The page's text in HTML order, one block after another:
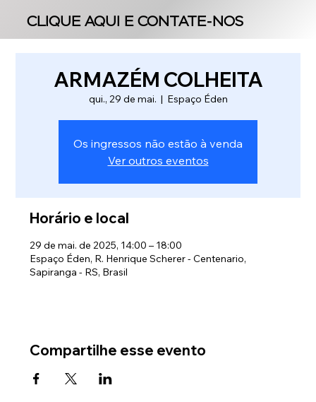
CLIQUE AQUI E CONTATE-NOS
CLIQUE AQUI E CONTATE-NOS
ARMAZÉM COLHEITA
qui., 29 de mai.
  |
Espaço Éden
Os ingressos não estão à venda
Ver outros eventos
Horário e local
29 de mai. de 2025, 14:00 – 18:00
Espaço Éden, R. Henrique Scherer - Centenario,
Sapiranga - RS, Brasil
Compartilhe esse evento